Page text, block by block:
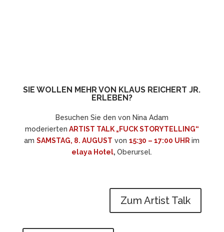
SIE WOLLEN MEHR VON KLAUS REICHERT JR.
ERLEBEN?
Besuchen Sie den von Nina Adam
moderierten ARTIST TALK „FUCK STORYTELLING“
amSAMSTAG, 8. AUGUST von15:30 – 17:00 UHR im
elaya Hotel,Oberursel.
Zum Artist Talk